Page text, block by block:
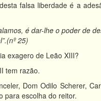
falsa liberdade é a
é dar-lhe o poder de
25)
exagero de Leão XIII?
tem razão.
Dom Odilo Scherer,
para escolha do reitor.